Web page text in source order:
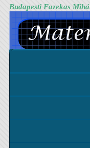
Budapesti Fazekas